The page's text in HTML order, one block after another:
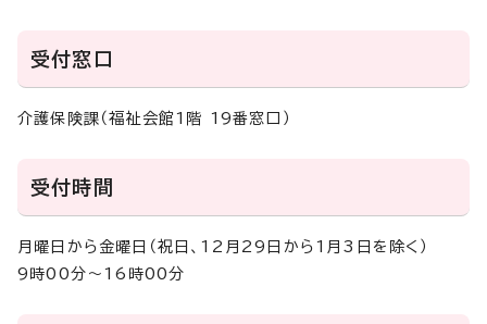
受付窓口
介護保険課（福祉会館1階 19番窓口）
受付時間
月曜日から金曜日（祝日、12月29日から1月3日を除く）
9時00分～16時00分